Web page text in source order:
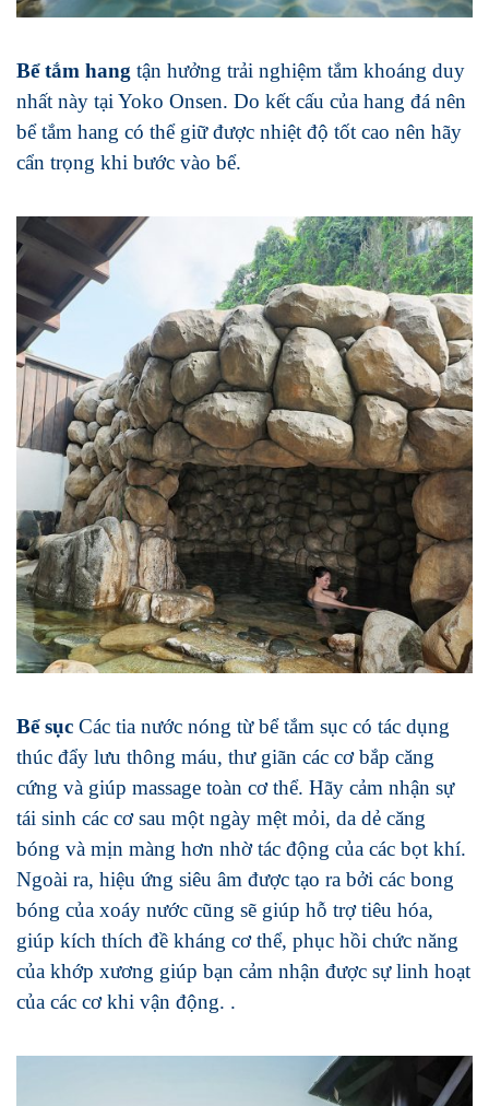
Bể tắm hang tận hưởng trải nghiệm tắm khoáng duy
nhất này tại Yoko Onsen. Do kết cấu của hang đá nên
bể tắm hang có thể giữ được nhiệt độ tốt cao nên hãy
cẩn trọng khi bước vào bể.
Bể sục Các tia nước nóng từ bể tắm sục có tác dụng
thúc đẩy lưu thông máu, thư giãn các cơ bắp căng
cứng và giúp massage toàn cơ thể. Hãy cảm nhận sự
tái sinh các cơ sau một ngày mệt mỏi, da dẻ căng
bóng và mịn màng hơn nhờ tác động của các bọt khí.
Ngoài ra, hiệu ứng siêu âm được tạo ra bởi các bong
bóng của xoáy nước cũng sẽ giúp hỗ trợ tiêu hóa,
giúp kích thích đề kháng cơ thể, phục hồi chức năng
của khớp xương giúp bạn cảm nhận được sự linh hoạt
của các cơ khi vận động. .